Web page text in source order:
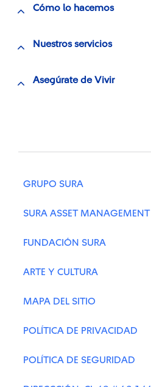
Cómo lo hacemos
Nuestros servicios
Asegúrate de Vivir
GRUPO SURA
SURA ASSET MANAGEMENT
FUNDACIÓN SURA
ARTE Y CULTURA
MAPA DEL SITIO
POLÍTICA DE PRIVACIDAD
POLÍTICA DE SEGURIDAD